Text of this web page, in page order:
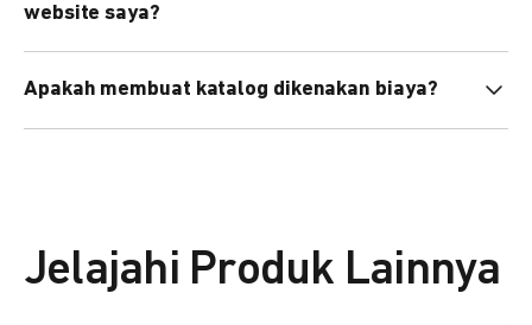
website saya?
atau menyematkan QR code di website Anda.
Apakah membuat katalog dikenakan biaya?
Jelajahi Produk Lainnya